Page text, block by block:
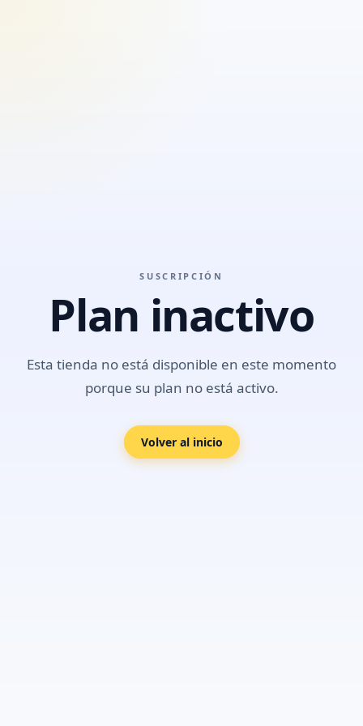
SUSCRIPCIÓN
Plan inactivo
Esta tienda no está disponible en este momento
porque su plan no está activo.
Volver al inicio